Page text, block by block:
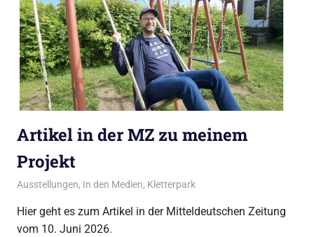
Artikel in der MZ zu meinem
Projekt
Juni 11, 2026
admin
Ausstellungen, In den Medien, Kletterpark
Hier geht es zum Artikel in der Mitteldeutschen Zeitung
vom 10. Juni 2026.